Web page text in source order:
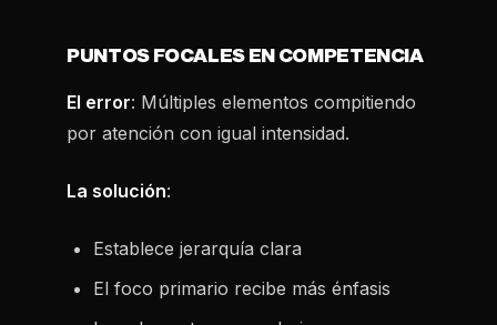
PUNTOS FOCALES EN COMPETENCIA
El error: Múltiples elementos compitiendo
por atención con igual intensidad.
La solución:
Establece jerarquía clara
El foco primario recibe más énfasis